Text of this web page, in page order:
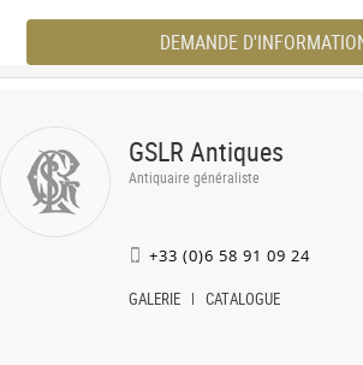
DEMANDE
GSLR Antiques
Antiquaire généraliste
+33 (0)6 58 91 09 24
GALERIE CATALOGUE